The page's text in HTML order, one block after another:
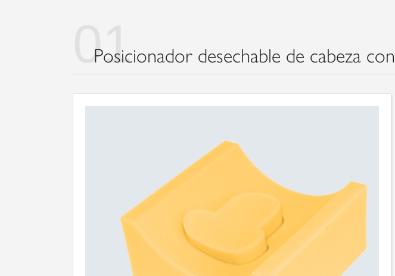
01
Posicionador desechable de cabeza